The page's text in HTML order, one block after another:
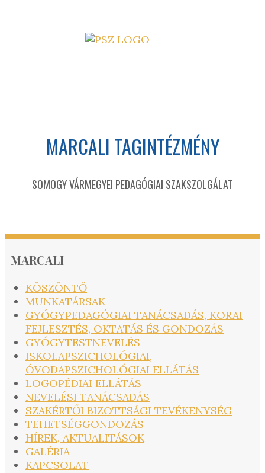
MARCALI TAGINTÉZMÉNY
SOMOGY VÁRMEGYEI PEDAGÓGIAI SZAKSZOLGÁLAT
MARCALI
KÖSZÖNTŐ
MUNKATÁRSAK
GYÓGYPEDAGÓGIAI TANÁCSADÁS, KORAI
FEJLESZTÉS, OKTATÁS ÉS GONDOZÁS
GYÓGYTESTNEVELÉS
ISKOLAPSZICHOLÓGIAI,
ÓVODAPSZICHOLÓGIAI ELLÁTÁS
LOGOPÉDIAI ELLÁTÁS
NEVELÉSI TANÁCSADÁS
SZAKÉRTŐI BIZOTTSÁGI TEVÉKENYSÉG
TEHETSÉGGONDOZÁS
HÍREK, AKTUALITÁSOK
GALÉRIA
KAPCSOLAT